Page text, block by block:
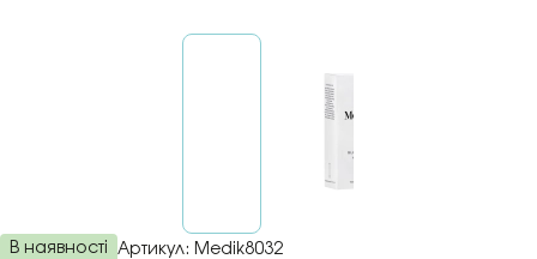
В наявності Артикул: Medik8032